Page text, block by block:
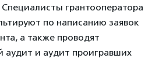
грантооператора
по написанию заявок
а также проводят
аудит и аудит проигравших